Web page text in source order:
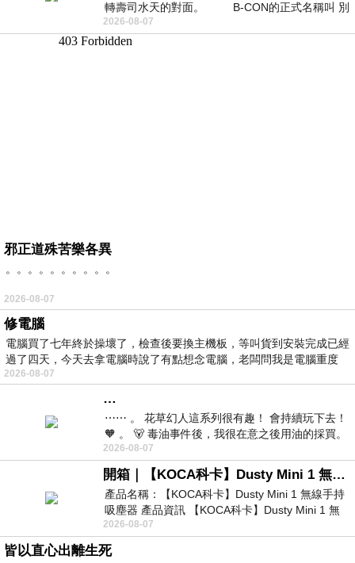
轉壽司水天的對面。 B-CON的正式名稱叫 別
2026-08-07
邪正道殊苦樂各異
。。。。。。。。。。
2026-08-07
修電腦
電腦買了七年終於操壞了，檢查後要換主機板，等叫貨到安裝完成已經
過了四天，今天去拿電腦時說了有點想念電腦，老闆問我是電腦重度
2026-08-07
…
⋯⋯ 。 花草幻人這系列很有趣！ 會持續玩下去！
🧡 。 🐻 毒油事件後，我很在意之後用油的採買。
前天購買了我之前就很愛
2026-08-07
開箱｜【KOCA科卡】Dusty Mini 1 無線手持吸塵器
產品名稱：【KOCA科卡】Dusty Mini 1 無線手持
吸塵器 產品資訊 【KOCA科卡】Dusty Mini 1 無
線手持吸塵器評語： 能吸、能吹兼具兩
2026-08-07
皆以直心出離生死